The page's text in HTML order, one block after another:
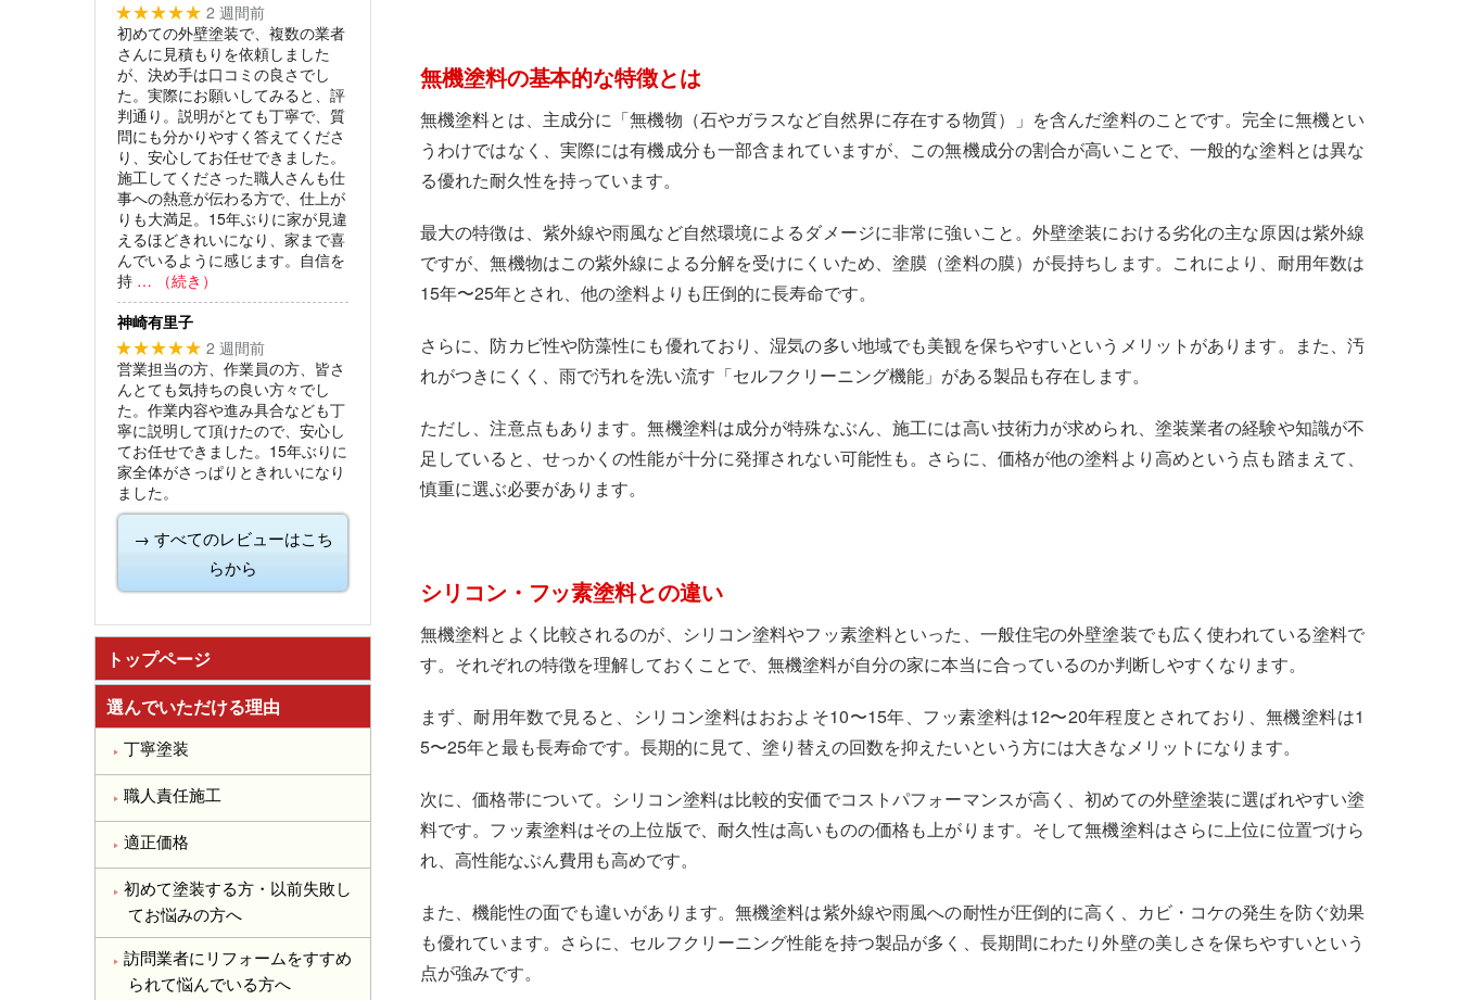
無機塗料の基本的な特徴とは
無機塗料とは、主成分に「無機物（石やガラスなど自然界に存在する物質）」を含んだ塗料のことです。完全に無機とい
うわけではなく、実際には有機成分も一部含まれていますが、この無機成分の割合が高いことで、一般的な塗料とは異な
る優れた耐久性を持っています。
最大の特徴は、紫外線や雨風など自然環境によるダメージに非常に強いこと。外壁塗装における劣化の主な原因は紫外線
ですが、無機物はこの紫外線による分解を受けにくいため、塗膜（塗料の膜）が長持ちします。これにより、耐用年数は
15年〜25年とされ、他の塗料よりも圧倒的に長寿命です。
さらに、防カビ性や防藻性にも優れており、湿気の多い地域でも美観を保ちやすいというメリットがあります。また、汚
れがつきにくく、雨で汚れを洗い流す「セルフクリーニング機能」がある製品も存在します。
ただし、注意点もあります。無機塗料は成分が特殊なぶん、施工には高い技術力が求められ、塗装業者の経験や知識が不
足していると、せっかくの性能が十分に発揮されない可能性も。さらに、価格が他の塗料より高めという点も踏まえて、
慎重に選ぶ必要があります。
シリコン・フッ素塗料との違い
無機塗料とよく比較されるのが、シリコン塗料やフッ素塗料といった、一般住宅の外壁塗装でも広く使われている塗料で
す。それぞれの特徴を理解しておくことで、無機塗料が自分の家に本当に合っているのか判断しやすくなります。
まず、耐用年数で見ると、シリコン塗料はおおよそ10〜15年、フッ素塗料は12〜20年程度とされており、無機塗料は1
5〜25年と最も長寿命です。長期的に見て、塗り替えの回数を抑えたいという方には大きなメリットになります。
次に、価格帯について。シリコン塗料は比較的安価でコストパフォーマンスが高く、初めての外壁塗装に選ばれやすい塗
料です。フッ素塗料はその上位版で、耐久性は高いものの価格も上がります。そして無機塗料はさらに上位に位置づけら
れ、高性能なぶん費用も高めです。
また、機能性の面でも違いがあります。無機塗料は紫外線や雨風への耐性が圧倒的に高く、カビ・コケの発生を防ぐ効果
も優れています。さらに、セルフクリーニング性能を持つ製品が多く、長期間にわたり外壁の美しさを保ちやすいという
点が強みです。
★★★★★ 2 週間前
初めての外壁塗装で、複数の業者
さんに見積もりを依頼しました
が、決め手は口コミの良さでし
た。実際にお願いしてみると、評
判通り。説明がとても丁寧で、質
問にも分かりやすく答えてくださ
り、安心してお任せできました。
施工してくださった職人さんも仕
事への熱意が伝わる方で、仕上が
りも大満足。15年ぶりに家が見違
えるほどきれいになり、家まで喜
んでいるように感じます。自信を
持 … （続き）
神崎有里子
★★★★★ 2 週間前
営業担当の方、作業員の方、皆さ
んとても気持ちの良い方々でし
た。作業内容や進み具合なども丁
寧に説明して頂けたので、安心し
てお任せできました。15年ぶりに
家全体がさっぱりときれいになり
ました。
→ すべてのレビューはこち
らから
トップページ
選んでいただける理由
丁寧塗装
職人責任施工
適正価格
初めて塗装する方・以前失敗し
てお悩みの方へ
訪問業者にリフォームをすすめ
られて悩んでいる方へ